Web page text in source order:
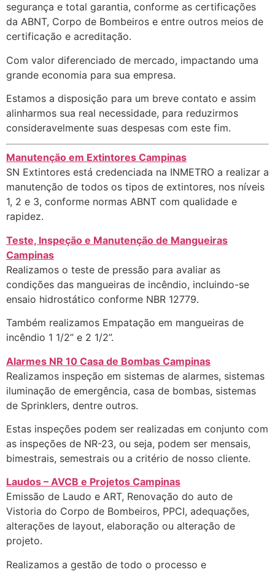
segurança e total garantia, conforme as certificações
da ABNT, Corpo de Bombeiros e entre outros meios de
certificação e acreditação.
Com valor diferenciado de mercado, impactando uma
grande economia para sua empresa.
Estamos a disposição para um breve contato e assim
alinharmos sua real necessidade, para reduzirmos
consideravelmente suas despesas com este fim.
Manutenção em Extintores Campinas
SN Extintores está credenciada na INMETRO a realizar a
manutenção de todos os tipos de extintores, nos níveis
1, 2 e 3, conforme normas ABNT com qualidade e
rapidez.
Teste, Inspeção e Manutenção de Mangueiras
Campinas
Realizamos o teste de pressão para avaliar as
condições das mangueiras de incêndio, incluindo-se
ensaio hidrostático conforme NBR 12779.
Também realizamos Empatação em mangueiras de
incêndio 1 1/2” e 2 1/2”.
Alarmes NR 10 Casa de Bombas Campinas
Realizamos inspeção em sistemas de alarmes, sistemas
iluminação de emergência, casa de bombas, sistemas
de Sprinklers, dentre outros.
Estas inspeções podem ser realizadas em conjunto com
as inspeções de NR-23, ou seja, podem ser mensais,
bimestrais, semestrais ou a critério de nosso cliente.
Laudos – AVCB e Projetos Campinas
Emissão de Laudo e ART, Renovação do auto de
Vistoria do Corpo de Bombeiros, PPCI, adequações,
alterações de layout, elaboração ou alteração de
projeto.
Realizamos a gestão de todo o processo e